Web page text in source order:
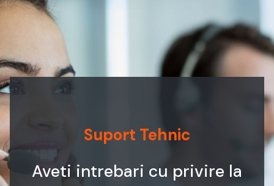
Suport Tehnic
Aveti intrebari cu privire la